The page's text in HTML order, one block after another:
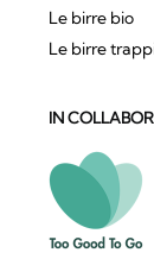
Le birre bio
Le birre
IN